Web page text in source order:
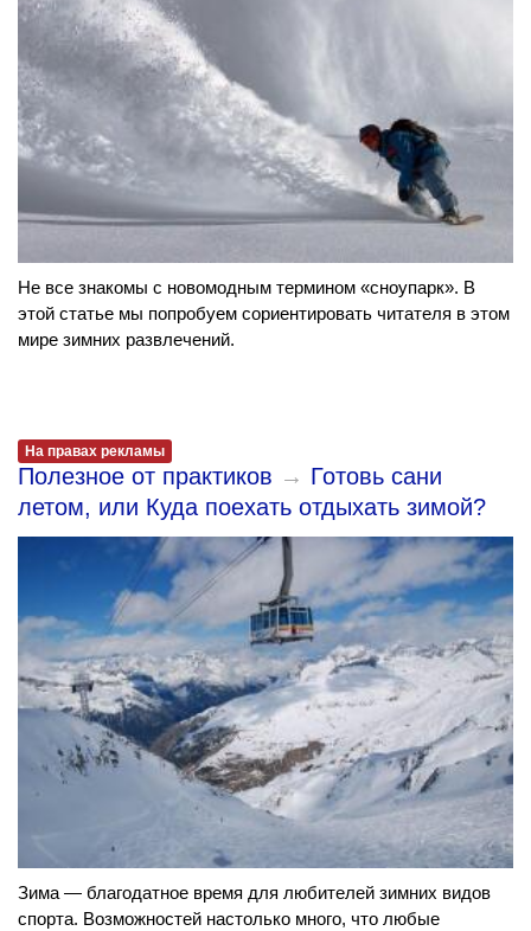
Не все знакомы с новомодным термином «сноупарк». В
этой статье мы попробуем сориентировать читателя в этом
мире зимних развлечений.
На правах рекламы
Полезное от практиков → Готовь сани
летом, или Куда поехать отдыхать зимой?
Зима — благодатное время для любителей зимних видов
спорта. Возможностей настолько много, что любые